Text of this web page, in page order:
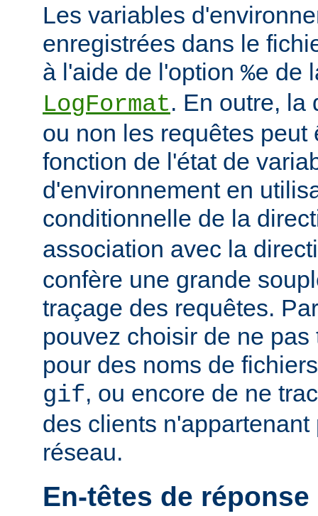
Les variables
enregistrées dans le
à l'aide de l'option %e de
LogFormat. En outre, la
ou non les requêtes peut
fonction de l'état de
d'environnement en
conditionnelle de la
association avec la
confère une grande
traçage des requêtes.
pouvez choisir de ne
pour des noms de
gif, ou encore de ne
des clients
réseau.
En-têtes de